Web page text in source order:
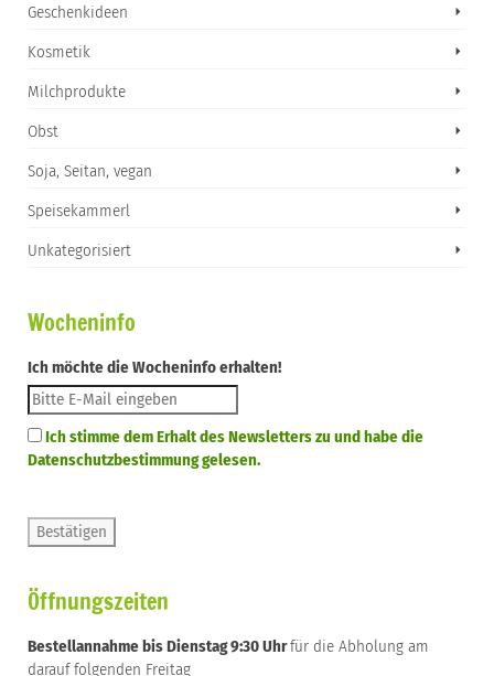
Geschenkideen
Kosmetik
Milchprodukte
Obst
Soja, Seitan, vegan
Speisekammerl
Unkategorisiert
Wocheninfo
Ich möchte die Wocheninfo erhalten!
Ich stimme dem Erhalt des Newsletters zu und habe die
Datenschutzbestimmung gelesen.
Öffnungszeiten
Bestellannahme bis Dienstag 9:30 Uhrfür die Abholung am
darauf folgenden Freitag